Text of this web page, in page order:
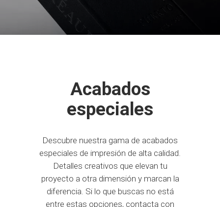
Acabados
especiales
Descubre nuestra gama de acabados
especiales de impresión de alta calidad.
Detalles creativos que elevan tu
proyecto a otra dimensión y marcan la
diferencia. Si lo que buscas no está
entre estas opciones, contacta con